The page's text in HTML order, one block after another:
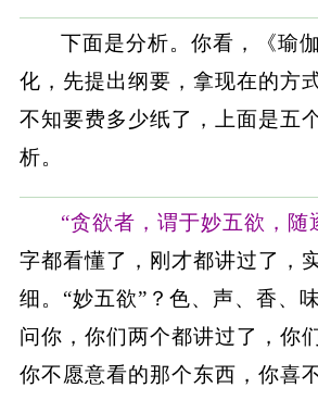
下面是分析。你看，《瑜
化，先提出纲要，拿现在的方
不知要费多少纸了，上面是五
析。
“贪欲者，谓于妙五欲，随
字都看懂了，刚才都讲过了，
细。“妙五欲”？色、声、香、
问你，你们两个都讲过了，你
你不愿意看的那个东西，你喜